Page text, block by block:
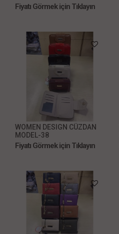
Fiyatı Görmek için Tıklayın
WOMEN DESIGN CÜZDAN
MODEL-38
Fiyatı Görmek için Tıklayın